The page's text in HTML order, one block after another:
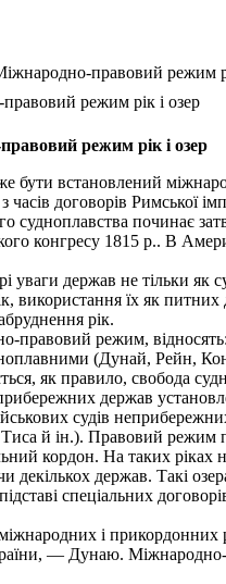
правовий режим
режим рік і озер
режим рік і озер
бути встановлений
договорів Римської
судноплавства починає
конгресу 1815 р.. В
держав не тільки як
використання їх як
рік.
режим,
(Дунай, Рейн,
як правило, свобода
держав
судів
й ін.). Правовий режим
кордон. На таких ріках
держав. Такі
спеціальних
і прикордонних
— Дунаю.